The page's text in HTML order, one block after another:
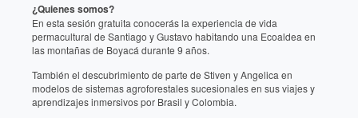
¿Quienes somos?
En esta sesión gratuita conocerás la experiencia de vida
permacultural de Santiago y Gustavo habitando una Ecoaldea en
las montañas de Boyacá durante 9 años.
También el descubrimiento de parte de Stiven y Angelica en
modelos de sistemas agroforestales sucesionales en sus viajes y
aprendizajes inmersivos por Brasil y Colombia.